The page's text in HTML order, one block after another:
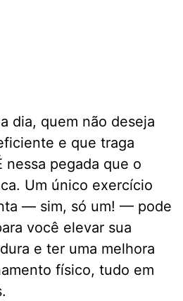
dia, quem não deseja
e que traga
nessa pegada que o
Um único exercício
— sim, só um! — pode
você elevar sua
e ter uma melhora
físico, tudo em